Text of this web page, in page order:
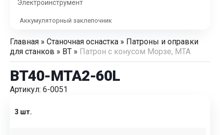
Электроинструмент
Аккумуляторный заклепочник
Главная » Станочная оснастка » Патроны и оправки
для станков » BT » Патрон с конусом Морзе, MTA
BT40-MTA2-60L
Артикул: 6-0051
3 шт.